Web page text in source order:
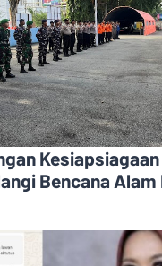
Bencana Alam